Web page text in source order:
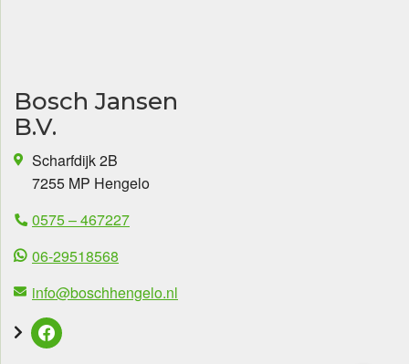
Bosch Jansen
B.V.
Scharfdijk 2B
7255 MP Hengelo
0575 – 467227
06-29518568
info@boschhengelo.nl